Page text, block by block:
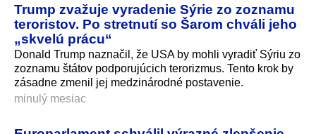
Trump zvažuje vyradenie Sýrie zo zoznamu
teroristov. Po stretnutí so Šarom chváli jeho
„skvelú prácu“
Donald Trump naznačil, že USA by mohli vyradiť Sýriu zo
zoznamu štátov podporujúcich terorizmus. Tento krok by
zásadne zmenil jej medzinárodné postavenie.
minulý mesiac